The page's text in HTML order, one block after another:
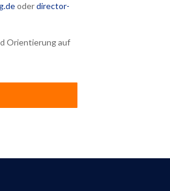
oderdirector-
Orientierung auf